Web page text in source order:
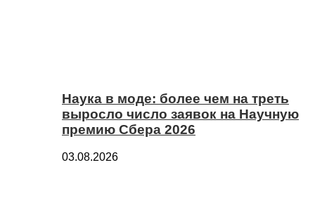
Наука в моде: более чем на треть
выросло число заявок на Научную
премию Сбера 2026
03.08.2026